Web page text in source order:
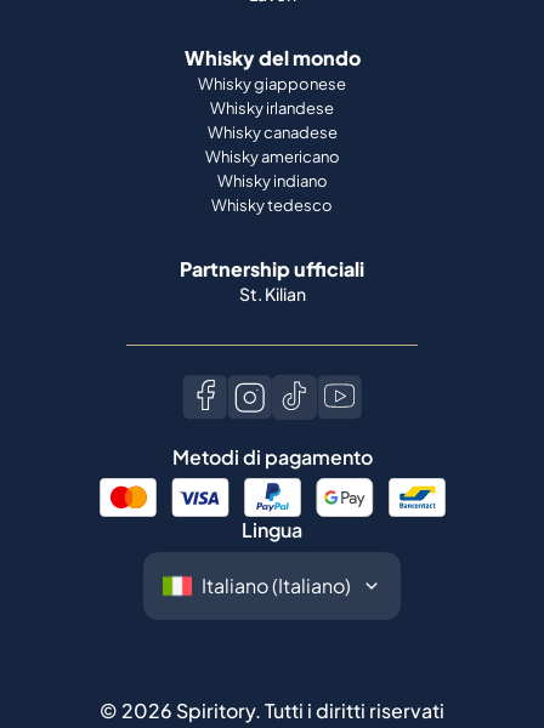
Whisky del mondo
Whisky giapponese
Whisky irlandese
Whisky canadese
Whisky americano
Whisky indiano
Whisky tedesco
Partnership ufficiali
St. Kilian
Metodi di pagamento
Lingua
© 2026 Spiritory.Tutti i diritti riservati